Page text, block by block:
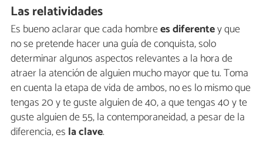
Las relatividades
Es bueno aclarar que cada hombrees diferentey que
no se pretende hacer una guía de conquista, solo
determinar algunos aspectos relevantes a la hora de
atraer la atención de alguien mucho mayor que tu. Toma
en cuenta la etapa de vida de ambos, no es lo mismo que
tengas 20 y te guste alguien de 40, a que tengas 40 y te
guste alguien de 55, la contemporaneidad, a pesar de la
diferencia, es laclave.